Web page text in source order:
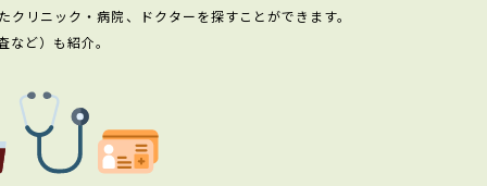
リニック・病院、ドクターを探すことができます。
ど）も紹介。